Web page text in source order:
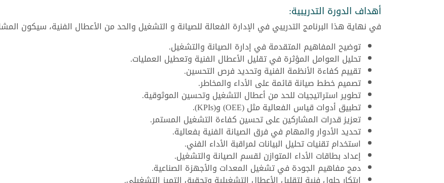
أهداف الدورة التدريبية:
في نهاية هذا البرنامج التدريبي في الإدارة الفعالة للصيانة و التشغيل والحد من الأعطال الفنية، سيكون
توضيح المفاهيم المتقدمة في إدارة الصيانة والتشغيل.
تحليل العوامل المؤثرة في تقليل الأعطال الفنية وتعطيل العمليات.
تقييم كفاءة الأنظمة الفنية وتحديد فرص التحسين.
تصميم خطط صيانة قائمة على الأداء والمخاطر.
تطوير استراتيجيات للحد من أعطال التشغيل وتحسين الموثوقية.
تطبيق أدوات قياس الفعالية مثل (OEE) و(KPIs).
تعزيز قدرات المشاركين على تحسين كفاءة التشغيل المستمر.
تحديد الأدوار والمهام في فرق الصيانة الفنية بفعالية.
استخدام تقنيات تحليل البيانات لمراقبة الأداء الفني.
إعداد بطاقات الأداء المتوازن لقسم الصيانة والتشغيل.
دمج مفاهيم الجودة في تشغيل المعدات والأجهزة الصناعية.